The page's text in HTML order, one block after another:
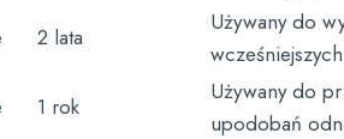
2 lata
Używany do
1 rok
Używany do
upodobań